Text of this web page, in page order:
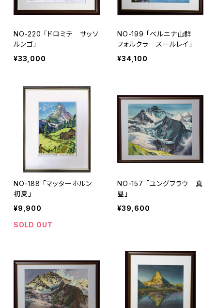
NO-220 「ドロミテ サッソ
ルンゴ」
¥33,000
NO-199 「ベルニナ山群
フォルクラ スールレイ」
¥34,100
NO-188 「マッターホルン
初夏」
¥9,900
SOLD OUT
NO-157 「ユングフラウ 真
昼」
¥39,600